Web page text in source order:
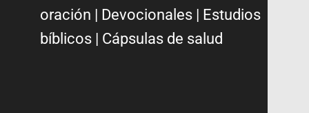
oración | Devocionales | Estudios
bíblicos | Cápsulas de salud